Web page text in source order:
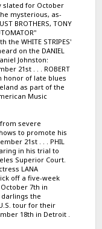
slated for October
mysterious, as-
BROTHERS, TONY
the WHITE STRIPES'
on the DANIEL
Johnston:
21st . . . ROBERT
honor of late blues
as part of the
Music
from severe
to promote his
21st . . . PHIL
in his trial to
Superior Court.
LANA
off a five-week
7th in
darlings the
tour for their
18th in Detroit .